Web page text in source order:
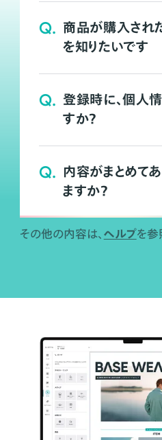
Q. 商品が購入され
を知りたいです
Q. 登録時に、個人
すか？
Q. 内容がまとめて
ますか？
その他の内容は、 ヘルプを参